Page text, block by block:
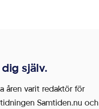
själv.
åren varit redaktör för
Samtiden.nu och